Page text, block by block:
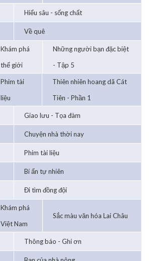
Hiểu sâu - sống chất
Về quê
Khám phá
thế giới
Những người bạn đặc biệt
- Tập 5
Phim tài
liệu
Thiên nhiên hoang dã Cát
Tiên - Phần 1
Giao lưu - Tọa đàm
Chuyện nhà thời nay
Phim tài liệu
Bí ẩn tự nhiên
Đi tìm đồng đội
Khám phá
Việt Nam
Sắc màu văn hóa Lai Châu
Thông báo - Ghi ơn